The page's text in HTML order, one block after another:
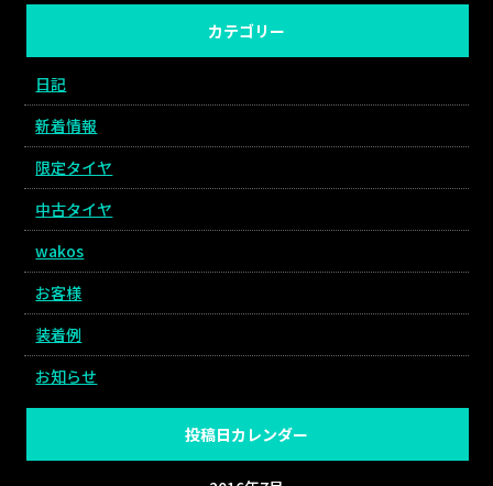
カテゴリー
日記
新着情報
限定タイヤ
中古タイヤ
wakos
お客様
装着例
お知らせ
投稿日カレンダー